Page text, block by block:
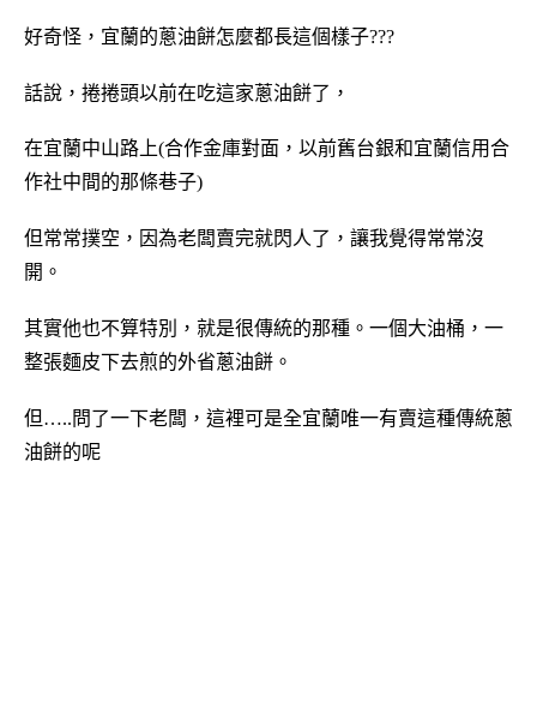
好奇怪，宜蘭的蔥油餅怎麼都長這個樣子???
話說，捲捲頭以前在吃這家蔥油餅了，
在宜蘭中山路上(合作金庫對面，以前舊台銀和宜蘭信用合
作社中間的那條巷子)
但常常撲空，因為老闆賣完就閃人了，讓我覺得常常沒
開。
其實他也不算特別，就是很傳統的那種。一個大油桶，一
整張麵皮下去煎的外省蔥油餅。
但…..問了一下老闆，這裡可是全宜蘭唯一有賣這種傳統蔥
油餅的呢